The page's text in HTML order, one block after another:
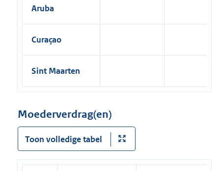
Aruba
Curaçao
Sint Maarten
Moederverdrag(en)
Toon volledige tabel